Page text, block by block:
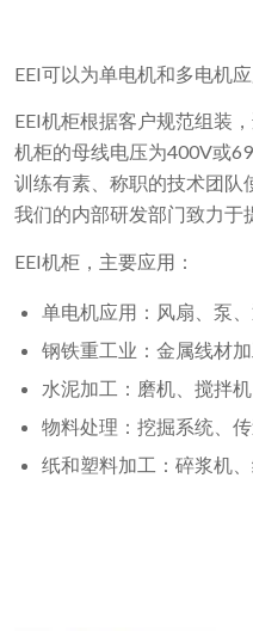
EEI可以为单电机和多电机
EEI机柜根据客户规范组装
机柜的母线电压为400V或
训练有素、称职的技术团队
我们的内部研发部门致力于
EEI机柜，主要应用：
单电机应用：风扇、泵
钢铁重工业：金属线材
水泥加工：磨机、搅拌
物料处理：挖掘系统、
纸和塑料加工：碎浆机